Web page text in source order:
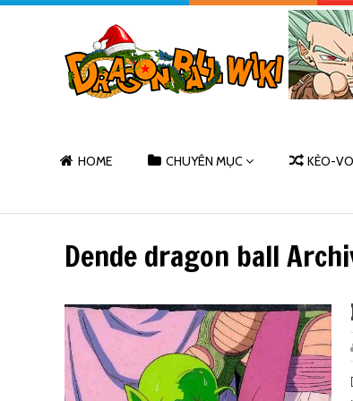
HOME CHUYÊN MỤC KÈO-
Dende dragon ball